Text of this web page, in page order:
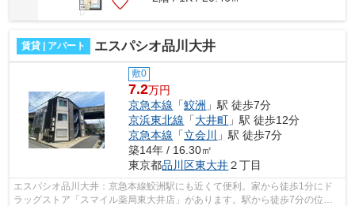
賃貸 | アパート エスパシオ品川大井
敷0
7.2万円
京急本線 「鮫洲 」駅 徒歩7分
京浜東北線 「大井町 」駅 徒歩12分
京急本線 「立会川
」駅 徒歩7分
築14年 / 16.30㎡
東京都品川区東大井２丁目
エスパシオ品川大井：京急本線鮫洲駅にも近くて便利。家から徒歩1分にド
ラッグストア「スマイル薬局東大井店」があります。駅から徒歩7分の位置